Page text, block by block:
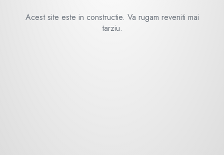
Acest site este in constructie. Va rugam reveniti mai
tarziu.